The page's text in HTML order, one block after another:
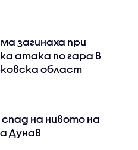
загинаха при
атака по гара в
област
спад на нивото на
Дунав